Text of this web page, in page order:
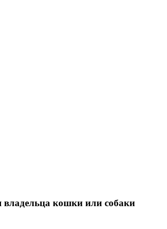
кошки или собаки